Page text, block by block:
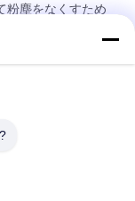
粉塵をなくすため
潔 な 解決策
性のある給餌の